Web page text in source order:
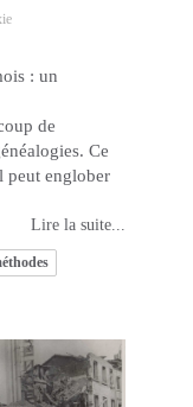
: un
de
Ce
peut englober
Lire la suite...